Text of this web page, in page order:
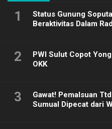
1
Status Gunung
Beraktivitas Dalam
2
PWI Sulut Copot
OKK
3
Gawat! Pemalsuan
Sumual Dipecat dari